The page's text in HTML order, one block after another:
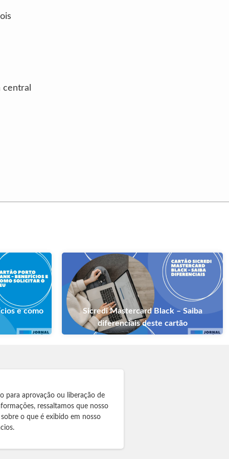
e como
Sicredi Mastercard Black – Saiba
diferenciais deste cartão
para aprovação ou liberação de
ressaltamos que nosso
o que é exibido em nosso